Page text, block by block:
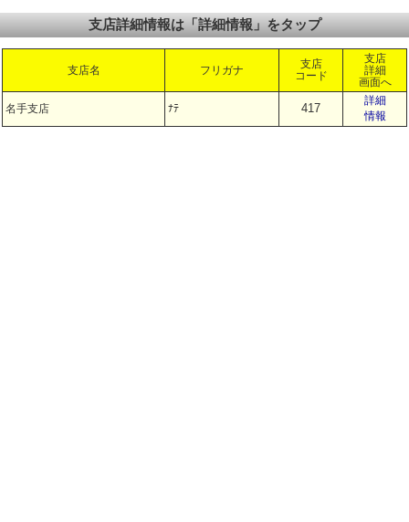
支店詳細情報は「詳細情報」をタップ
支店名 フリガナ
支店
コード
支店
詳細
画面へ
名手支店 ﾅﾃ 417
詳細
情報